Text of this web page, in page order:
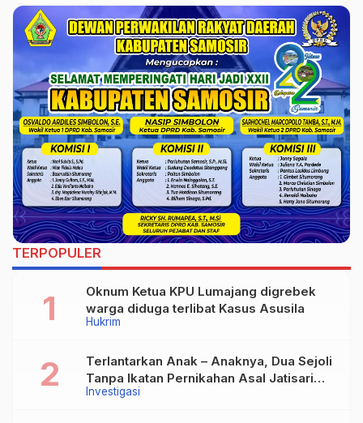
TERPOPULER
Hukrim
Oknum Ketua KPU Lumajang digrebek
warga diduga terlibat Kasus Asusila
Investigasi
Terlantarkan Anak – Anaknya, Dua Sejoli
Tanpa Ikatan Pernikahan Asal Jatisari
Kecamatan Geger Madiun dan Maospati